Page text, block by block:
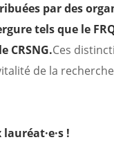
par des
tels que le
CRSNG.Ces
de la
!